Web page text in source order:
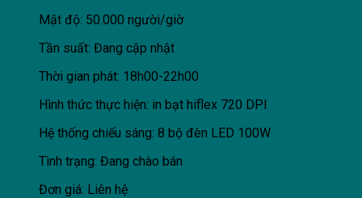
Mật độ: 50.000 người/giờ
Tần suất: Đang cập nhật
Thời gian phát: 18h00-22h00
Hình thức thực hiện: in bạt hiflex 720 DPI
Hệ thống chiếu sáng: 8 bộ đèn LED 100W
Tình trạng: Đang chào bán
Đơn giá: Liên hệ